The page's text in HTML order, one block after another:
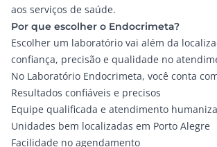
aos serviços de saúde.
Por que escolher o Endocrimeta?
Escolher um laboratório vai além da
confiança, precisão e qualidade no
No Laboratório Endocrimeta, você conta
Resultados confiáveis e precisos
Equipe qualificada e atendimento
Unidades bem localizadas em Porto Alegre
Facilidade no agendamento